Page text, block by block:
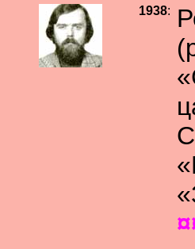
1938: